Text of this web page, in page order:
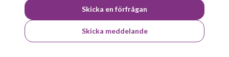
Skicka en förfrågan
Skicka meddelande